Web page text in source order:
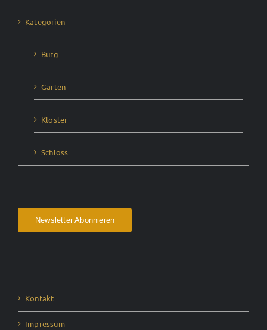
Kategorien
Burg
Garten
Kloster
Schloss
Newsletter Abonnieren
Kontakt
Impressum